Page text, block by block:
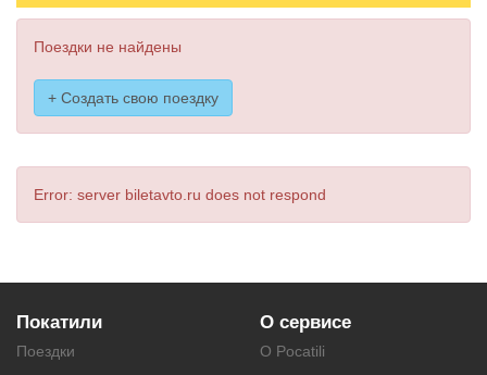
Поездки не найдены
+ Создать свою поездку
Error: server biletavto.ru does not respond
Покатили
Поездки
О сервисе
О Pocatili